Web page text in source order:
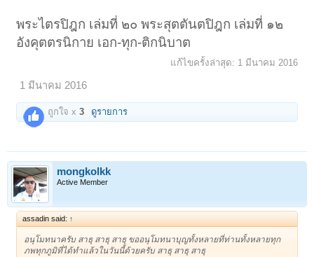
เทวดายังบอกอีกว่าที่นี่จะเกิดอะไรขึ้นมา ก็จริงตามที่เทวดาบอก ๑. อะไร ๒.
อะไร เกิดหมดแล้ว ในวัดจะต้องเป็นอย่างนี้ ๑-๒-๓-๔ แล้วตรงนี้จะเกิดหอ
ประชุมขึ้นมาจริง จด มันเรื่องจริงทั้งนั้น
หนึ่งอาตมาจะต้องไปเชียงราย ออกตี ๑ ไม่ได้บอกแกหรอก แกแก่แล้ว
ประมาณ ๙ โมงเช้า พอตอนเช้ามีชีเด็ก ๆ ก็บอกจะมาลาอาตมา แม่ชีก้อน
ทองบอกไม่ต้องไปลา หลวงพ่อไปตั้งแต่เมื่อคืนตี ๑ แล้ว ยายรู้ได้ไง เทวดา
บอกข้า มีประโยชน์เห็นไหม แล้วทีนี้อาตมาไปจะไปค้างเชียงรายสัก ๓ คืน
พอตอนเช้าแม่ชีก้อนทองบอกกับแม่ชีอีกว่า หลวงพ่อมาตั้งแต่เมื่อคืนแล้ว จะ
ไปลาก็ซะ ยายรู้ได้ไง เทวดาบอก คุยกับเทวดาได้ก็ดีเหมือนกัน อย่าไปพูด
คนเดียวนะ คนอื่นเขาจะว่าเอา ก็ลำบากเหมือนกัน อันนี้หมายถึงเทวดา
อาตมาได้ความรู้ก็สรุปได้ว่า
เทวดาก็จะไปสวดมนต์ตามบ้านเวลาตี ๑๒ แน่นอน เทวดายังบอกต่อไปว่า
บ้านไหนเครื่องบูชาพระไม่สะอาด แล้วหน้าโต๊ะหมู่พระ คนนอนเกะกะอยู่
เทวดาจะไม่เข้าไปในนั้นแน่นอน บ้านไหนหมั่นสวดมนต์ เทวดาจะสวดมนต์
ให้พรทุกคืน
พระไตรปิฎก เล่มที่ ๒๐ พระสุตตันตปิฎก เล่มที่ ๑๒
อังคุตตรนิกาย เอก-ทุก-ติกนิบาต
แก้ไขครั้งล่าสุด: 1 มีนาคม 2016
1 มีนาคม 2016
ถูกใจ x3 ดูรายการ
mongkolkk
Active Member
assadin said: ↑
อนุโมทนาครับ สาธุ สาธุ สาธุ ขออนุโมทนาบุญทั้งหลายที่ท่านทั้งหลายทุก
ภพทุกภูมิที่ได้ทำแล้วในวันนี้ด้วยครับ สาธุ สาธุ สาธุ